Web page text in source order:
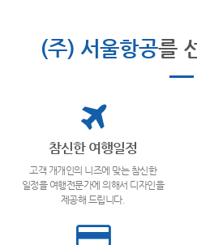
(주) 서울항공를
참신한 여행일정
고객 개개인의 니즈에 맞는 참신한
일정을 여행전문가에 의해서 디자인을
제공해 드립니다.